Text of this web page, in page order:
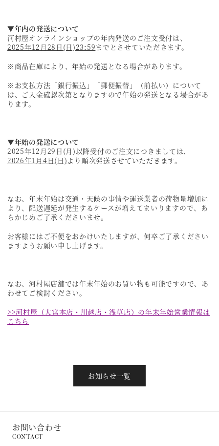
▼年内の発送について
河村屋オンラインショップの年内発送のご注文受付は、
2025年12月28日(日)23:59までとさせていただきます。
※商品在庫により、年始の発送となる場合があります。
※お支払方法「銀行振込」「郵便振替」（前払い）について
は、ご入金確認次第となりますので年始の発送となる場合があ
ります。
▼年始の発送について
2025年12月29日(月)以降受付のご注文につきましては、
2026年1月4日(日) より順次発送させていただきます。
なお、年末年始は交通・天候の事情や運送業者の荷物量増加に
より、配送遅延が発生するケースが増えてまいりますので、あ
らかじめご了承くださいませ。
お客様にはご不便をおかけいたしますが、何卒ご了承ください
ますようお願い申し上げます。
なお、河村屋店舗では年末年始のお買い物も可能ですので、あ
わせてご検討ください。
>>河村屋（大宮本店・川越店・浅草店）の年末年始営業情報は
こちら
お知らせ一覧
CONTACT
お問い合わせ